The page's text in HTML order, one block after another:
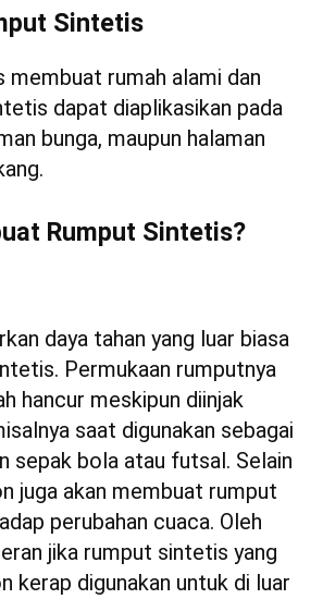
Sintetis
membuat rumah alami dan
dapat diaplikasikan pada
bunga, maupun halaman
Rumput Sintetis?
daya tahan yang luar biasa
Permukaan rumputnya
hancur meskipun diinjak
saat digunakan sebagai
sepak bola atau futsal. Selain
juga akan membuat rumput
perubahan cuaca. Oleh
jika rumput sintetis yang
kerap digunakan untuk di luar